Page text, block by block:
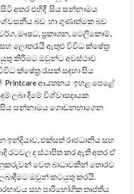
සිටි අතර එහිදී සිය සන්නාමය
බව හා ගුණාත්මක බව
ඖෂධ, ප්‍රකාශන, ටෙලිකොම්,
ලොතරැයි ඇතුළු විවිධ ක්ෂේත්‍ර
කිරීමට ඔවුන්ට අවස්ථාව
ක්ෂේත්‍ර රැසක් සඳහා සිය
Printcare ආයතනය ඉහළ පෙළේ
ලබා දීමේ විශ්වාසදායක
සන්නාමය ගොඩනඟාගෙන
ඉන්දියාව, එක්සත් රාජධානිය සහ
රටවල ද ස්ථාපිත කර ඇති අතර ඒ
වෙත බාධාවකින් තොරව
ඔවුන් කටයුතු කරයි.
සහ පාරිභෝගික තෘප්තිය